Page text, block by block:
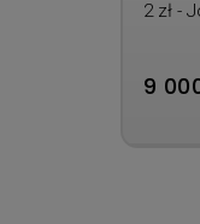
2 zł -
9